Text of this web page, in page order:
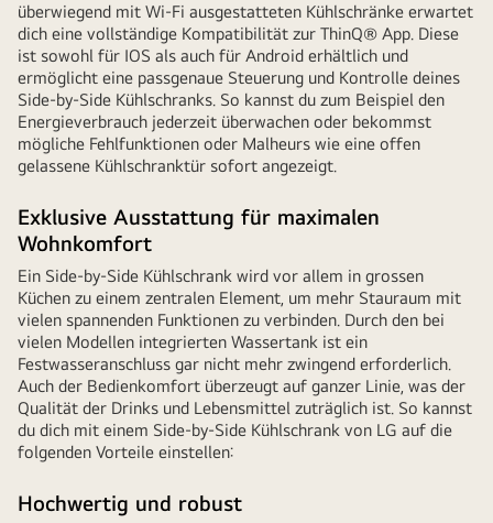
überwiegend mit Wi-Fi ausgestatteten Kühlschränke erwartet
dich eine vollständige Kompatibilität zur ThinQ® App. Diese
ist sowohl für IOS als auch für Android erhältlich und
ermöglicht eine passgenaue Steuerung und Kontrolle deines
Side-by-Side Kühlschranks. So kannst du zum Beispiel den
Energieverbrauch jederzeit überwachen oder bekommst
mögliche Fehlfunktionen oder Malheurs wie eine offen
gelassene Kühlschranktür sofort angezeigt.
Exklusive Ausstattung für maximalen
Wohnkomfort
Ein Side-by-Side Kühlschrank wird vor allem in grossen
Küchen zu einem zentralen Element, um mehr Stauraum mit
vielen spannenden Funktionen zu verbinden. Durch den bei
vielen Modellen integrierten Wassertank ist ein
Festwasseranschluss gar nicht mehr zwingend erforderlich.
Auch der Bedienkomfort überzeugt auf ganzer Linie, was der
Qualität der Drinks und Lebensmittel zuträglich ist. So kannst
du dich mit einem Side-by-Side Kühlschrank von LG auf die
folgenden Vorteile einstellen:
Hochwertig und robust